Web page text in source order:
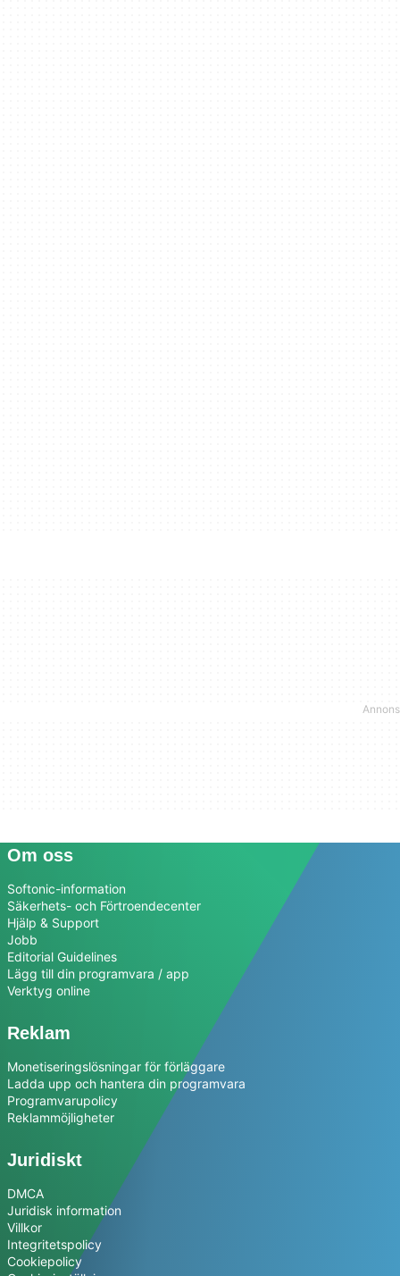
Om oss
Softonic-information
Säkerhets- och Förtroendecenter
Hjälp & Support
Jobb
Editorial Guidelines
Lägg till din programvara / app
Verktyg online
Reklam
Monetiseringslösningar för förläggare
Ladda upp och hantera din programvara
Programvarupolicy
Reklammöjligheter
Juridiskt
DMCA
Juridisk information
Villkor
Integritetspolicy
Cookiepolicy